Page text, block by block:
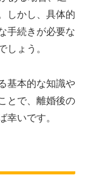
しかし、具体的
手続きが必要な
しょう。
基本的な知識や
とで、離婚後の
幸いです。